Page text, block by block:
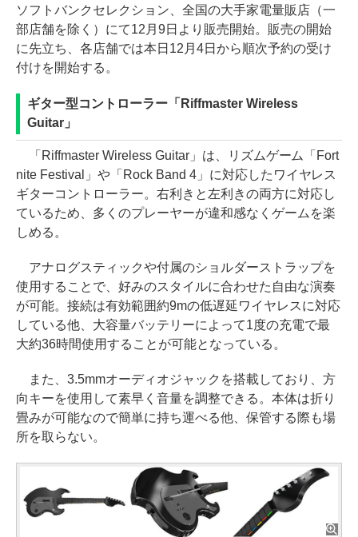
ソフトバンクセレクション、全国の大手家電量販店（一
部店舗を除く）にて12月9日より販売開始。販売の開始
に先立ち、各店舗では本日12月4日から順次予約の受け
付けを開始する。
ギター型コントローラー「Riffmaster Wireless
Guitar」
「Riffmaster Wireless Guitar」は、リズムゲーム「Fort
nite Festival」や「Rock Band 4」に対応したワイヤレス
ギターコントローラー。右利きと左利きの両方に対応し
ているため、多くのプレーヤーが違和感なくゲームを楽
しめる。
アナログスティックや付属のショルダーストラップを
使用することで、好みのスタイルに合わせた自由な演奏
が可能。接続は有効範囲約9mの低遅延ワイヤレスに対応
している他、大容量バッテリーによって1度の充電で最
大約36時間使用することが可能となっている。
また、3.5mmオーディオジャックを搭載しており、方
向キーを使用して素早く音量を調整できる。本体は折り
畳みが可能なので簡単に持ち運べる他、保管する際も場
所を取らない。